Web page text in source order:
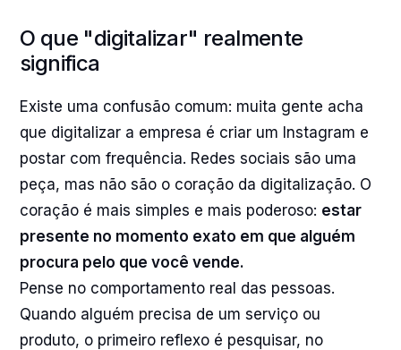
O que "digitalizar" realmente
significa
Existe uma confusão comum: muita gente acha
que digitalizar a empresa é criar um Instagram e
postar com frequência. Redes sociais são uma
peça, mas não são o coração da digitalização. O
coração é mais simples e mais poderoso: estar
presente no momento exato em que alguém
procura pelo que você vende.
Pense no comportamento real das pessoas.
Quando alguém precisa de um serviço ou
produto, o primeiro reflexo é pesquisar, no